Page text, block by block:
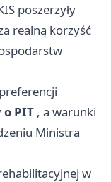
poszerzyły
realną korzyść
PIT , a warunki
Ministra
w